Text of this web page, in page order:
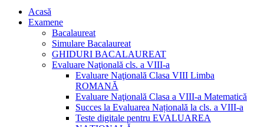
Acasă
Examene
Bacalaureat
Simulare Bacalaureat
GHIDURI BACALAUREAT
Evaluare Naţională cls. a VIII-a
Evaluare Naţională Clasa VIII Limba
ROMANĂ
Evaluare Naţională Clasa a VIII-a Matematică
Succes la Evaluarea Națională la cls. a VIII-a
Teste digitale pentru EVALUAREA